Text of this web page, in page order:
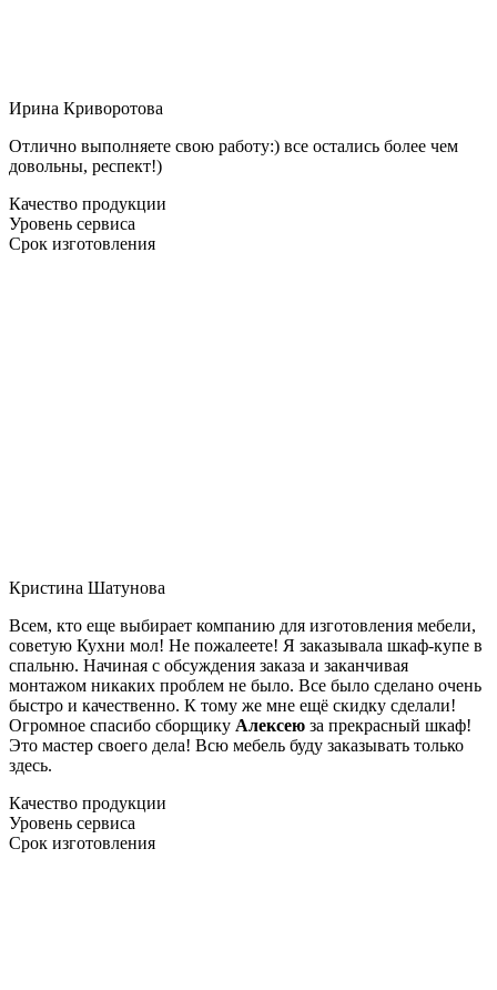
Ирина Криворотова
Отлично выполняете свою работу:) все остались более чем
довольны, респект!)
Качество продукции
Уровень сервиса
Срок изготовления
Кристина Шатунова
Всем, кто еще выбирает компанию для изготовления мебели,
советую Кухни мол! Не пожалеете! Я заказывала шкаф-купе в
спальню. Начиная с обсуждения заказа и заканчивая
монтажом никаких проблем не было. Все было сделано очень
быстро и качественно. К тому же мне ещё скидку сделали!
Огромное спасибо сборщику Алексею за прекрасный шкаф!
Это мастер своего дела! Всю мебель буду заказывать только
здесь.
Качество продукции
Уровень сервиса
Срок изготовления